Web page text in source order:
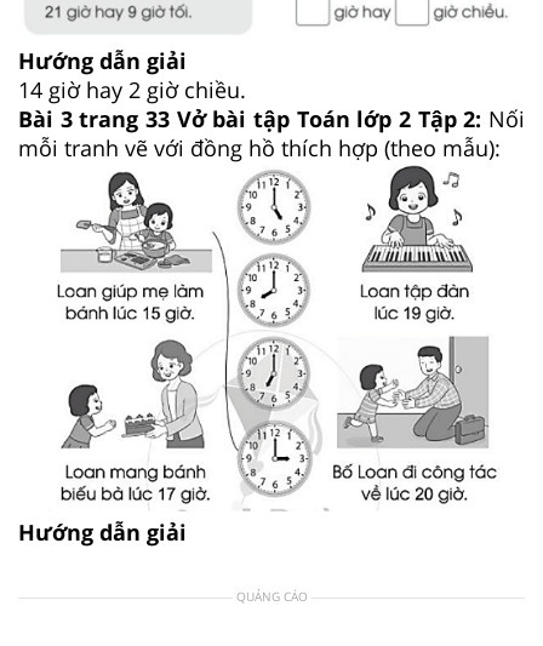
Hướng dẫn giải
14 giờ hay 2 giờ chiều.
Bài 3 trang 33 Vở bài tập Toán lớp 2 Tập 2: Nối
mỗi tranh vẽ với đồng hồ thích hợp (theo mẫu):
Hướng dẫn giải
QUẢNG CÁO